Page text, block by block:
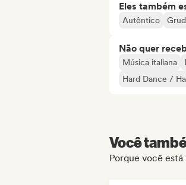
Eles também
Autêntico
Não quer
Música italiana
Hard Dance /
Você
Porque você